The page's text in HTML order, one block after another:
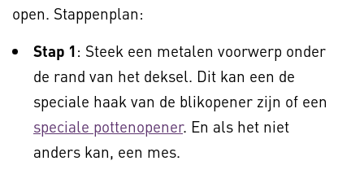
open. Stappenplan:
Stap 1: Steek een metalen voorwerp onder
de rand van het deksel. Dit kan een de
speciale haak van de blikopener zijn of een
speciale pottenopener. En als het niet
anders kan, een mes.